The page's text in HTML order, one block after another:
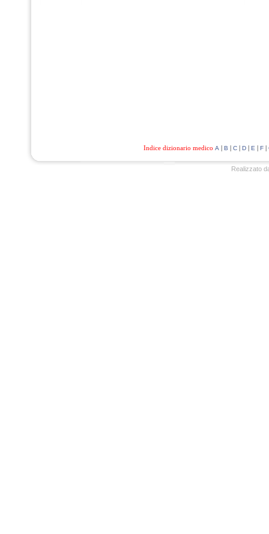
Indice dizionario medico A | B | C| D| E | F|
Realizzato